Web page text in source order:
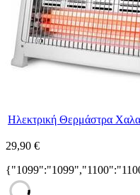
Ηλεκτρική Θερμάστρα
29,90 €